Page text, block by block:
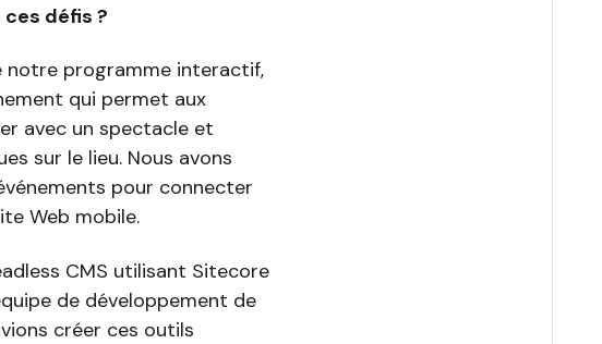
défis ?
notre programme interactif,
qui permet aux
avec un spectacle et
sur le lieu. Nous avons
pour connecter
Web mobile.
CMS utilisant Sitecore
de développement de
créer ces outils